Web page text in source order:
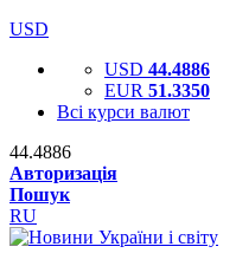
USD
USD 44.4886
EUR 51.3350
Всі курси валют
44.4886
Авторизація
Пошук
RU